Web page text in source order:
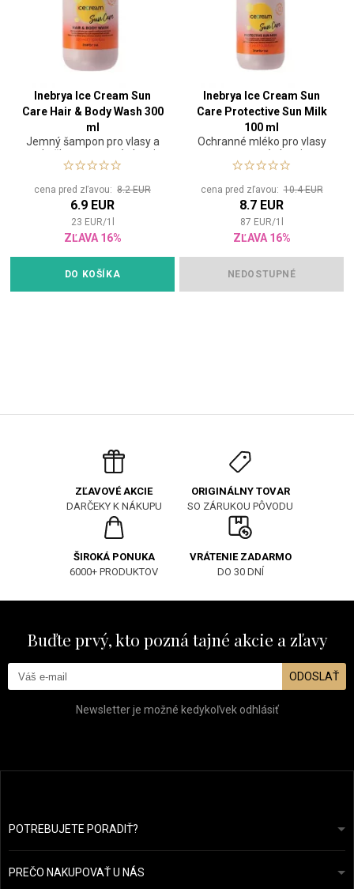
Inebrya Ice Cream Sun
Care Hair & Body Wash 300
ml
Jemný šampon pro vlasy a
pokožku vystavené slunci
cena pred zľavou: 8.2 EUR
6.9 EUR
23 EUR/1
ZĽAVA 16%
DO KOŠÍKA
Inebrya Ice Cream Sun
Care Protective Sun Milk
100 ml
Ochranné mléko pro vlasy
vystavené slunci
cena pred zľavou:10.4 EUR
8.7 EUR
87 EUR/1
ZĽAVA 16%
NEDOSTUPNÉ
ZĽAVOVÉ AKCIE
DARČEKY K NÁKUPU
ORIGINÁLNY TOVAR
SO ZÁRUKOU PÔVODU
ŠIROKÁ PONUKA
6000+ PRODUKTOV
VRÁTENIE ZADARMO
DO 30 DNÍ
Buďte prvý, kto pozná tajné akcie a zľavy
ODOSLAŤ
Newsletter je možné kedykoľvek odhlásiť
POTREBUJETE PORADIŤ?info@prozdravevlasy.cz
Odpovieme do 24 hodín.
PREČO NAKUPOVAŤ U NÁS
Obchodní podmínky
Ochrana osobních údajů
Náš příběh